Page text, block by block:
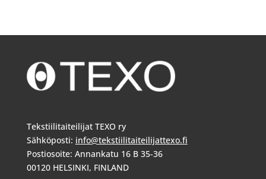
Tekstiilitaiteilijat TEXO ry
Sähköposti: info@tekstiilitaiteilijattexo.fi
Postiosoite: Annankatu 16 B 35-36
00120 HELSINKI, FINLAND